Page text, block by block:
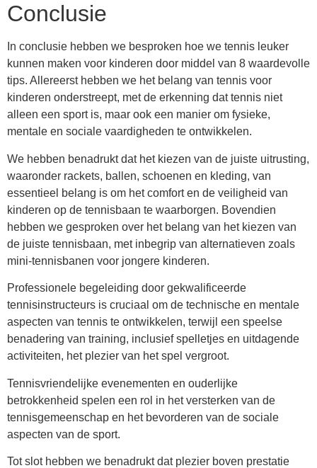
Conclusie
In conclusie hebben we besproken hoe we tennis leuker
kunnen maken voor kinderen door middel van 8 waardevolle
tips. Allereerst hebben we het belang van tennis voor
kinderen onderstreept, met de erkenning dat tennis niet
alleen een sport is, maar ook een manier om fysieke,
mentale en sociale vaardigheden te ontwikkelen.
We hebben benadrukt dat het kiezen van de juiste uitrusting,
waaronder rackets, ballen, schoenen en kleding, van
essentieel belang is om het comfort en de veiligheid van
kinderen op de tennisbaan te waarborgen. Bovendien
hebben we gesproken over het belang van het kiezen van
de juiste tennisbaan, met inbegrip van alternatieven zoals
mini-tennisbanen voor jongere kinderen.
Professionele begeleiding door gekwalificeerde
tennisinstructeurs is cruciaal om de technische en mentale
aspecten van tennis te ontwikkelen, terwijl een speelse
benadering van training, inclusief spelletjes en uitdagende
activiteiten, het plezier van het spel vergroot.
Tennisvriendelijke evenementen en ouderlijke
betrokkenheid spelen een rol in het versterken van de
tennisgemeenschap en het bevorderen van de sociale
aspecten van de sport.
Tot slot hebben we benadrukt dat plezier boven prestatie